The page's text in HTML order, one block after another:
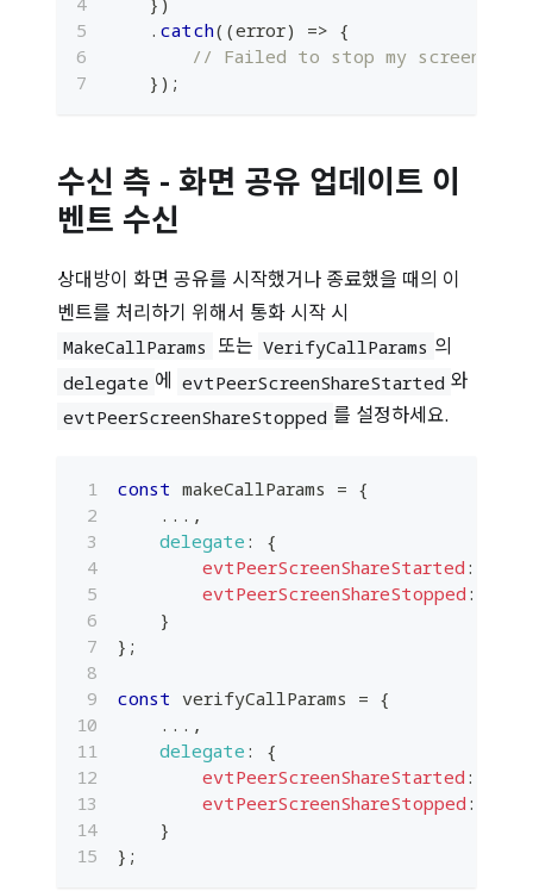
. catch( (error) => {
// Failed to stop my screen
} ) ;
수신 측 - 화면 공유 업데이트 이
벤트 수신
상대방이 화면 공유를 시작했거나 종료했을 때의 이
벤트를 처리하기 위해서 통화 시작 시
MakeCallParams 또는 VerifyCallParams 의
delegate 에 evtPeerScreenShareStarted 와
evtPeerScreenShareStopped 를 설정하세요.
const makeCallParams = {
... ,
delegate :
{
evtPeerScreenShareStarted :
evtPeerScreenShareStopped :
}
} ;
const verifyCallParams = {
... ,
delegate :
{
evtPeerScreenShareStarted :
evtPeerScreenShareStopped :
}
} ;